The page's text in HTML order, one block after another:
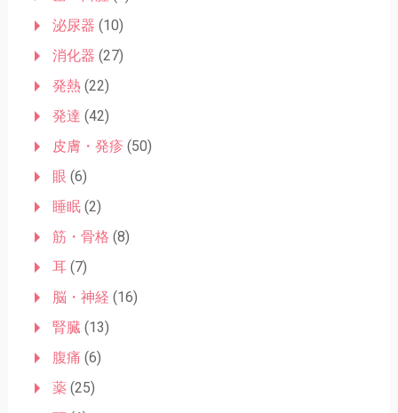
泌尿器 (10)
消化器 (27)
発熱(22)
発達 (42)
皮膚・発疹 (50)
眼 (6)
睡眠(2)
筋・骨格 (8)
耳(7)
脳・神経 (16)
腎臓 (13)
腹痛 (6)
薬(25)